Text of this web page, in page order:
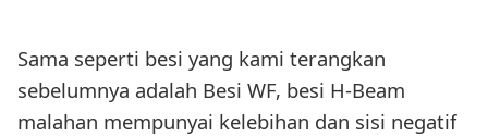
Sama seperti besi yang kami terangkan
sebelumnya adalah Besi WF, besi H-Beam
malahan mempunyai kelebihan dan sisi negatif